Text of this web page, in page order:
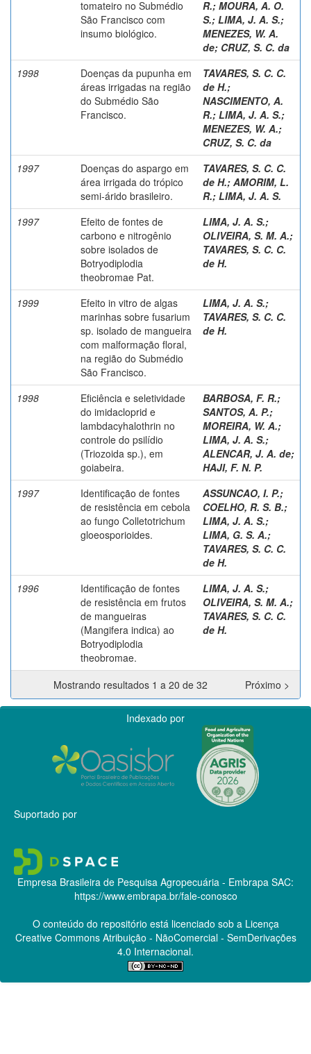
tomateiro no Submédio
São Francisco com
insumo biológico.
R.; MOURA, A. O.
S.; LIMA, J. A. S.;
MENEZES, W. A.
de; CRUZ, S. C. da
1998
Doenças da pupunha em
áreas irrigadas na região
do Submédio São
Francisco.
TAVARES, S. C. C.
de H.;
NASCIMENTO, A.
R.; LIMA, J. A. S.;
MENEZES, W. A.;
CRUZ, S. C. da
1997
Doenças do aspargo em
área irrigada do trópico
semi-árido brasileiro.
TAVARES, S. C. C.
de H.; AMORIM, L.
R.; LIMA, J. A. S.
1997
Efeito de fontes de
carbono e nitrogênio
sobre isolados de
Botryodiplodia
theobromae Pat.
LIMA, J. A. S.;
OLIVEIRA, S. M. A.;
TAVARES, S. C. C.
de H.
1999
Efeito in vitro de algas
marinhas sobre fusarium
sp. isolado de mangueira
com malformação floral,
na região do Submédio
São Francisco.
LIMA, J. A. S.;
TAVARES, S. C. C.
de H.
1998
Eficiência e seletividade
do imidacloprid e
lambdacyhalothrin no
controle do psilídio
(Triozoida sp.), em
goiabeira.
BARBOSA, F. R.;
SANTOS, A. P.;
MOREIRA, W. A.;
LIMA, J. A. S.;
ALENCAR, J. A. de;
HAJI, F. N. P.
1997
Identificação de fontes
de resistência em cebola
ao fungo Colletotrichum
gloeosporioides.
ASSUNCAO, I. P.;
COELHO, R. S. B.;
LIMA, J. A. S.;
LIMA, G. S. A.;
TAVARES, S. C. C.
de H.
1996
Identificação de fontes
de resistência em frutos
de mangueiras
(Mangifera indica) ao
Botryodiplodia
theobromae.
LIMA, J. A. S.;
OLIVEIRA, S. M. A.;
TAVARES, S. C. C.
de H.
Mostrando resultados 1 a 20 de 32 Próximo >
Indexado por
Suportado por
Empresa Brasileira de Pesquisa Agropecuária - Embrapa SAC:
https://www.embrapa.br/fale-conosco
O conteúdo do repositório está licenciado sob a Licença
Creative CommonsAtribuição - NãoComercial - SemDerivações
4.0 Internacional.